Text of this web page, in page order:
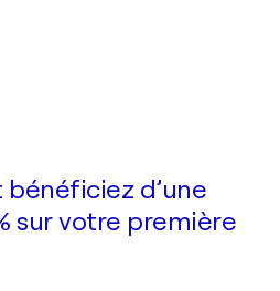
Héliogravure
d’une
sur votre première